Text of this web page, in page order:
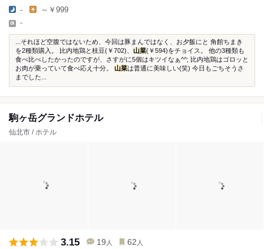
- ～￥999
-
...それほど空腹ではないため、今回は豚まんではなく、お夕飯にと 角館ちまき
を2種類購入。 比内地鶏と枝豆(￥702)、 山菜(￥594)をチョイス。 他の3種類も
食べ比べしたかったのですが、さすがに5個はキツイなぁ^^; 比内地鶏はゴロッと
お肉が乗っていて食べ応え十分。 山菜は普通に美味しい(笑) 今日もごちそうさ
までした...
駒ヶ岳グランドホテル
仙北市 / ホテル
3.15 19 人 62 人